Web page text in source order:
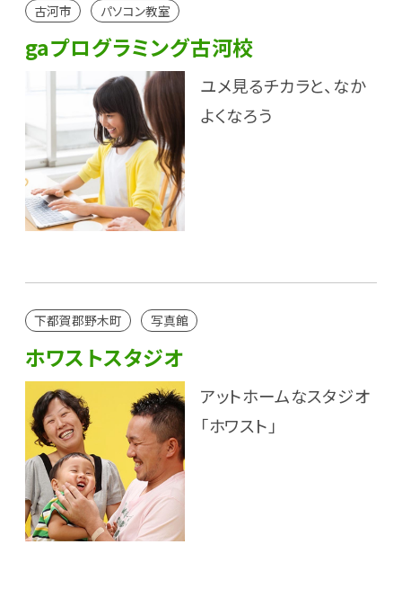
古河市 パソコン教室
gaプログラミング古河校
ユメ見るチカラと、なか
よくなろう
下都賀郡野木町 写真館
ホワストスタジオ
アットホームなスタジオ
「ホワスト」